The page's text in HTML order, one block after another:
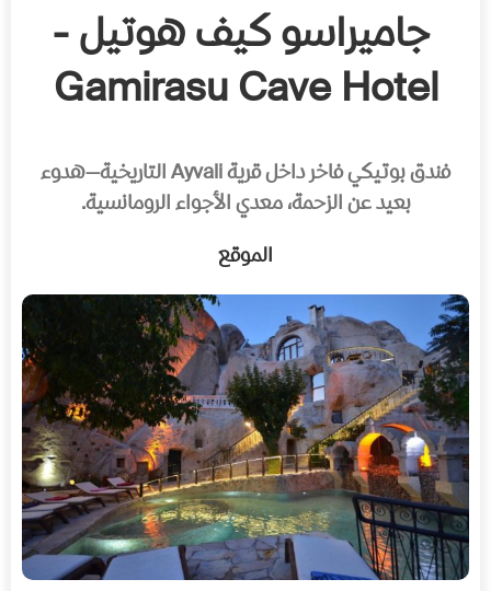
جاميراسو كيف هوتيل -
Gamirasu Cave Hotel
فندق بوتيكي فاخر داخل قرية Ayvali التاريخية—هدوء
بعيد عن الزحمة، معدي الأجواء الرومانسية.
الموقع